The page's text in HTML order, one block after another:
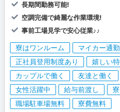
長期間勤務可能!
空調完備で綺麗な作業環境!
事前工場見学で安心従業♪♪
寮はワンルーム マイカー通
正社員登用制度あり
嬉しい
カップルで働く
友達と働く
女性活躍中
給与前渡し
職場駐車場無料
寮費無料